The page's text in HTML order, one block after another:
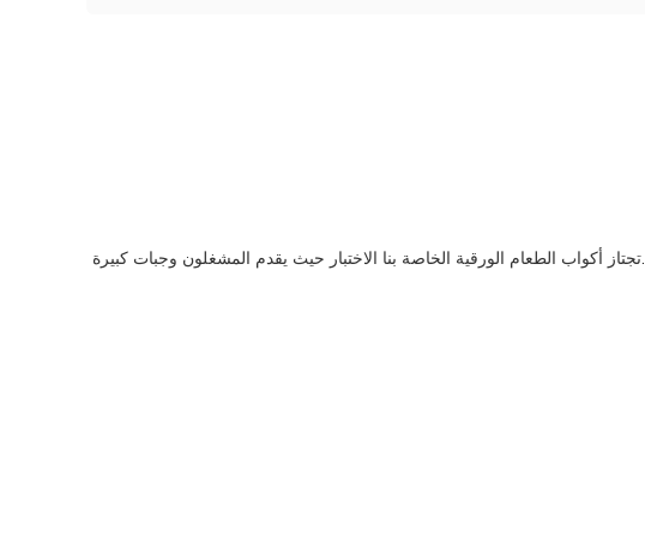
تجتاز أكواب الطعام الورقية الخاصة بنا الاختبار حيث يقدم المشغلون وجبات كبيرة